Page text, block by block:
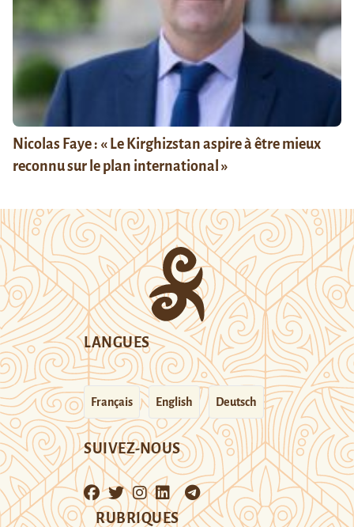
Nicolas Faye : « Le Kirghizstan aspire à être mieux
reconnu sur le plan international »
LANGUES
Français English Deutsch
SUIVEZ-NOUS
RUBRIQUES